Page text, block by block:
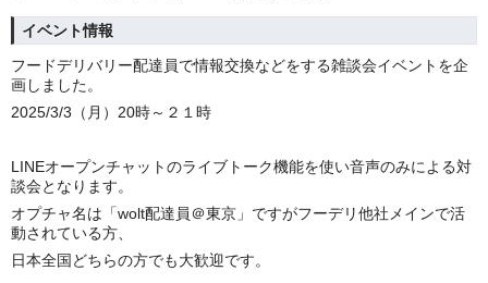
イベント情報
フードデリバリー配達員で情報交換などをする雑談会イベントを企
画しました。
2025/3/3（月）20時～２１時
LINEオープンチャットのライブトーク機能を使い音声のみによる対
談会となります。
オプチャ名は「wolt配達員＠東京」ですがフーデリ他社メインで活
動されている方、
日本全国どちらの方でも大歓迎です。